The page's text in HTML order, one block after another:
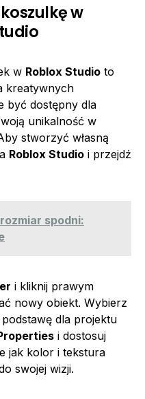
w
w Roblox Studio to
kreatywnych
być dostępny dla
unikalność w
stworzyć własną
Roblox Studio i przejdź
spodni:
i kliknij prawym
nowy obiekt. Wybierz
dla projektu
i dostosuj
jak kolor i tekstura
swojej wizji.